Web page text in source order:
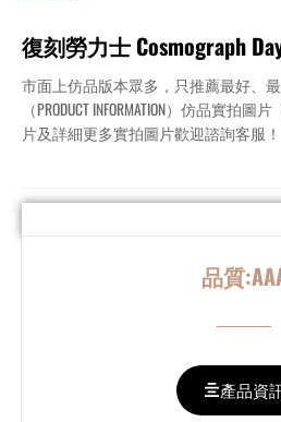
復刻勞力士 Cosmograph
市面上仿品版本眾多，只推薦最好、
（PRODUCT INFORMATION）仿品實拍圖
片及詳細更多實拍圖片歡迎諮詢客服！
品質
產品資